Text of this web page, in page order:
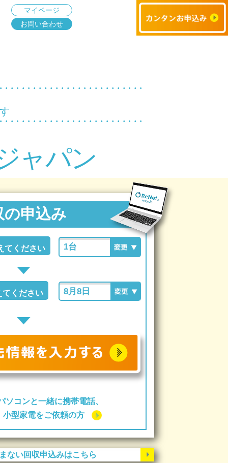
マイページ
お問い合わせ
ャパン
申込み
てください
てください
ソコンと一緒に携帯電話、
小型家電をご依頼の方
ない回収申込みはこちら